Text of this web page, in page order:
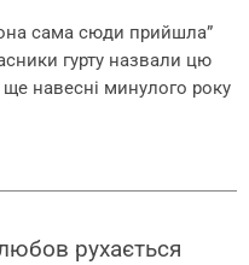
сама сюди прийшла”
гурту назвали цю
навесні минулого року
рухається